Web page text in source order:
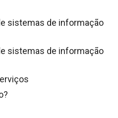
sistemas de informação
sistemas de informação